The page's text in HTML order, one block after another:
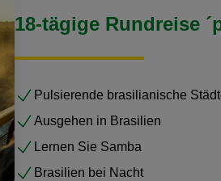
18-tägige Rundreise
Pulsierende brasilianische
Ausgehen in Brasilien
Lernen Sie Samba
Brasilien bei Nacht